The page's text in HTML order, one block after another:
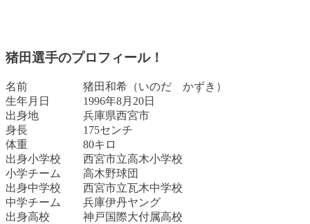
猪田選手のプロフィール！
名前 猪田和希（いのだ かずき）
生年月日 1996年8月20日
出身地 兵庫県西宮市
身長 175センチ
体重 80キロ
出身小学校 西宮市立高木小学校
小学チーム 高木野球団
出身中学校 西宮市立瓦木中学校
中学チーム 兵庫伊丹ヤング
出身高校 神戸国際大付属高校